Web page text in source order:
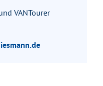
VANTourer